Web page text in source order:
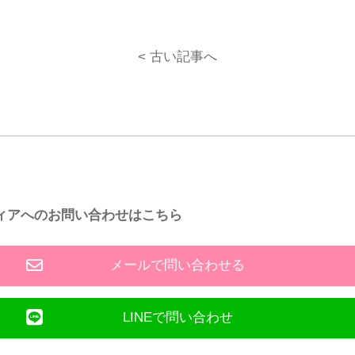
< 古い記事へ
アへのお問い合わせはこちら
メールで問い合わせる
LINEで問い合わせ